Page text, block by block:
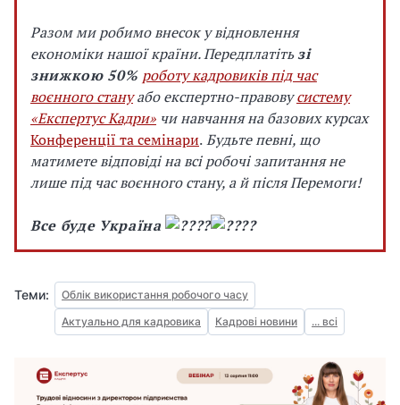
Разом ми робимо внесок у відновлення
економіки нашої країни.Передплатітьзі
знижкою 50% роботу кадровиків під час
воєнного стану або експертно-правовусистему
«Експертус Кадри» чи навчання на базових курсах
Конференції та семінари.Будьте певні, що
матимете відповіді на всі робочі запитання не
лише під час воєнного стану, а й після Перемоги!
Все буде Україна
Теми:
Облік використання робочого часу
Актуально для кадровика
Кадрові новини ... всі